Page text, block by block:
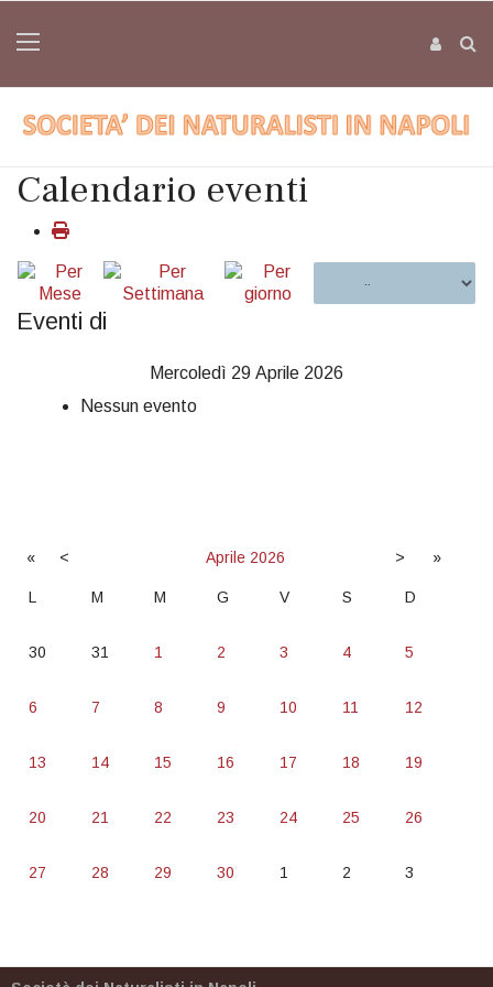
Calendario eventi
Eventi di
Mercoledì 29 Aprile 2026
Nessun evento
« < Aprile 2026 > »
L M M G V S D
30 31 1 2 3 4 5
6 7 8 9 10 11 12
13 14 15 16 17 18 19
20 21 22 23 24 25 26
27 28 29 30 1 2 3